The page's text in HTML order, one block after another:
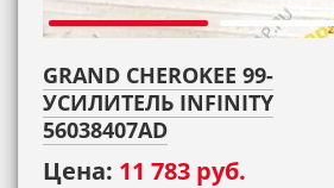
GRAND CHEROKEE 99-
УСИЛИТЕЛЬ INFINITY
56038407AD
Цена: 11 783 руб.